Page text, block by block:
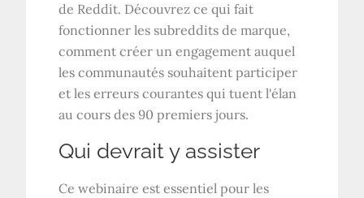
de Reddit. Découvrez ce qui fait
fonctionner les subreddits de marque,
comment créer un engagement auquel
les communautés souhaitent participer
et les erreurs courantes qui tuent l'élan
au cours des 90 premiers jours.
Qui devrait y assister
Ce webinaire est essentiel pour les